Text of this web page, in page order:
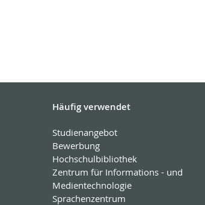
Häufig verwendet
Studienangebot
Bewerbung
Hochschulbibliothek
Zentrum für Informations - und
Medientechnologie
Sprachenzentrum